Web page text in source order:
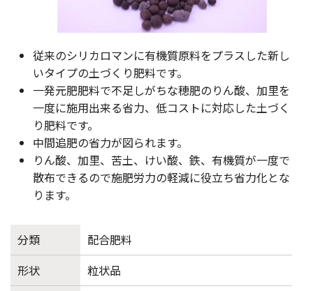
従来のシリカロマンに有機質原料をプラスした新し
いタイプの土づくり肥料です。
一発元肥肥料で不足しがちな穂肥のりん酸、加里を
一度に施用出来る省力、低コストに対応した土づく
り肥料です。
中間追肥の省力が図られます。
りん酸、加里、苦土、けい酸、鉄、有機質が一度で
散布できるので施肥労力の軽減に役立ち省力化とな
ります。
分類
配合肥料
形状
粒状品